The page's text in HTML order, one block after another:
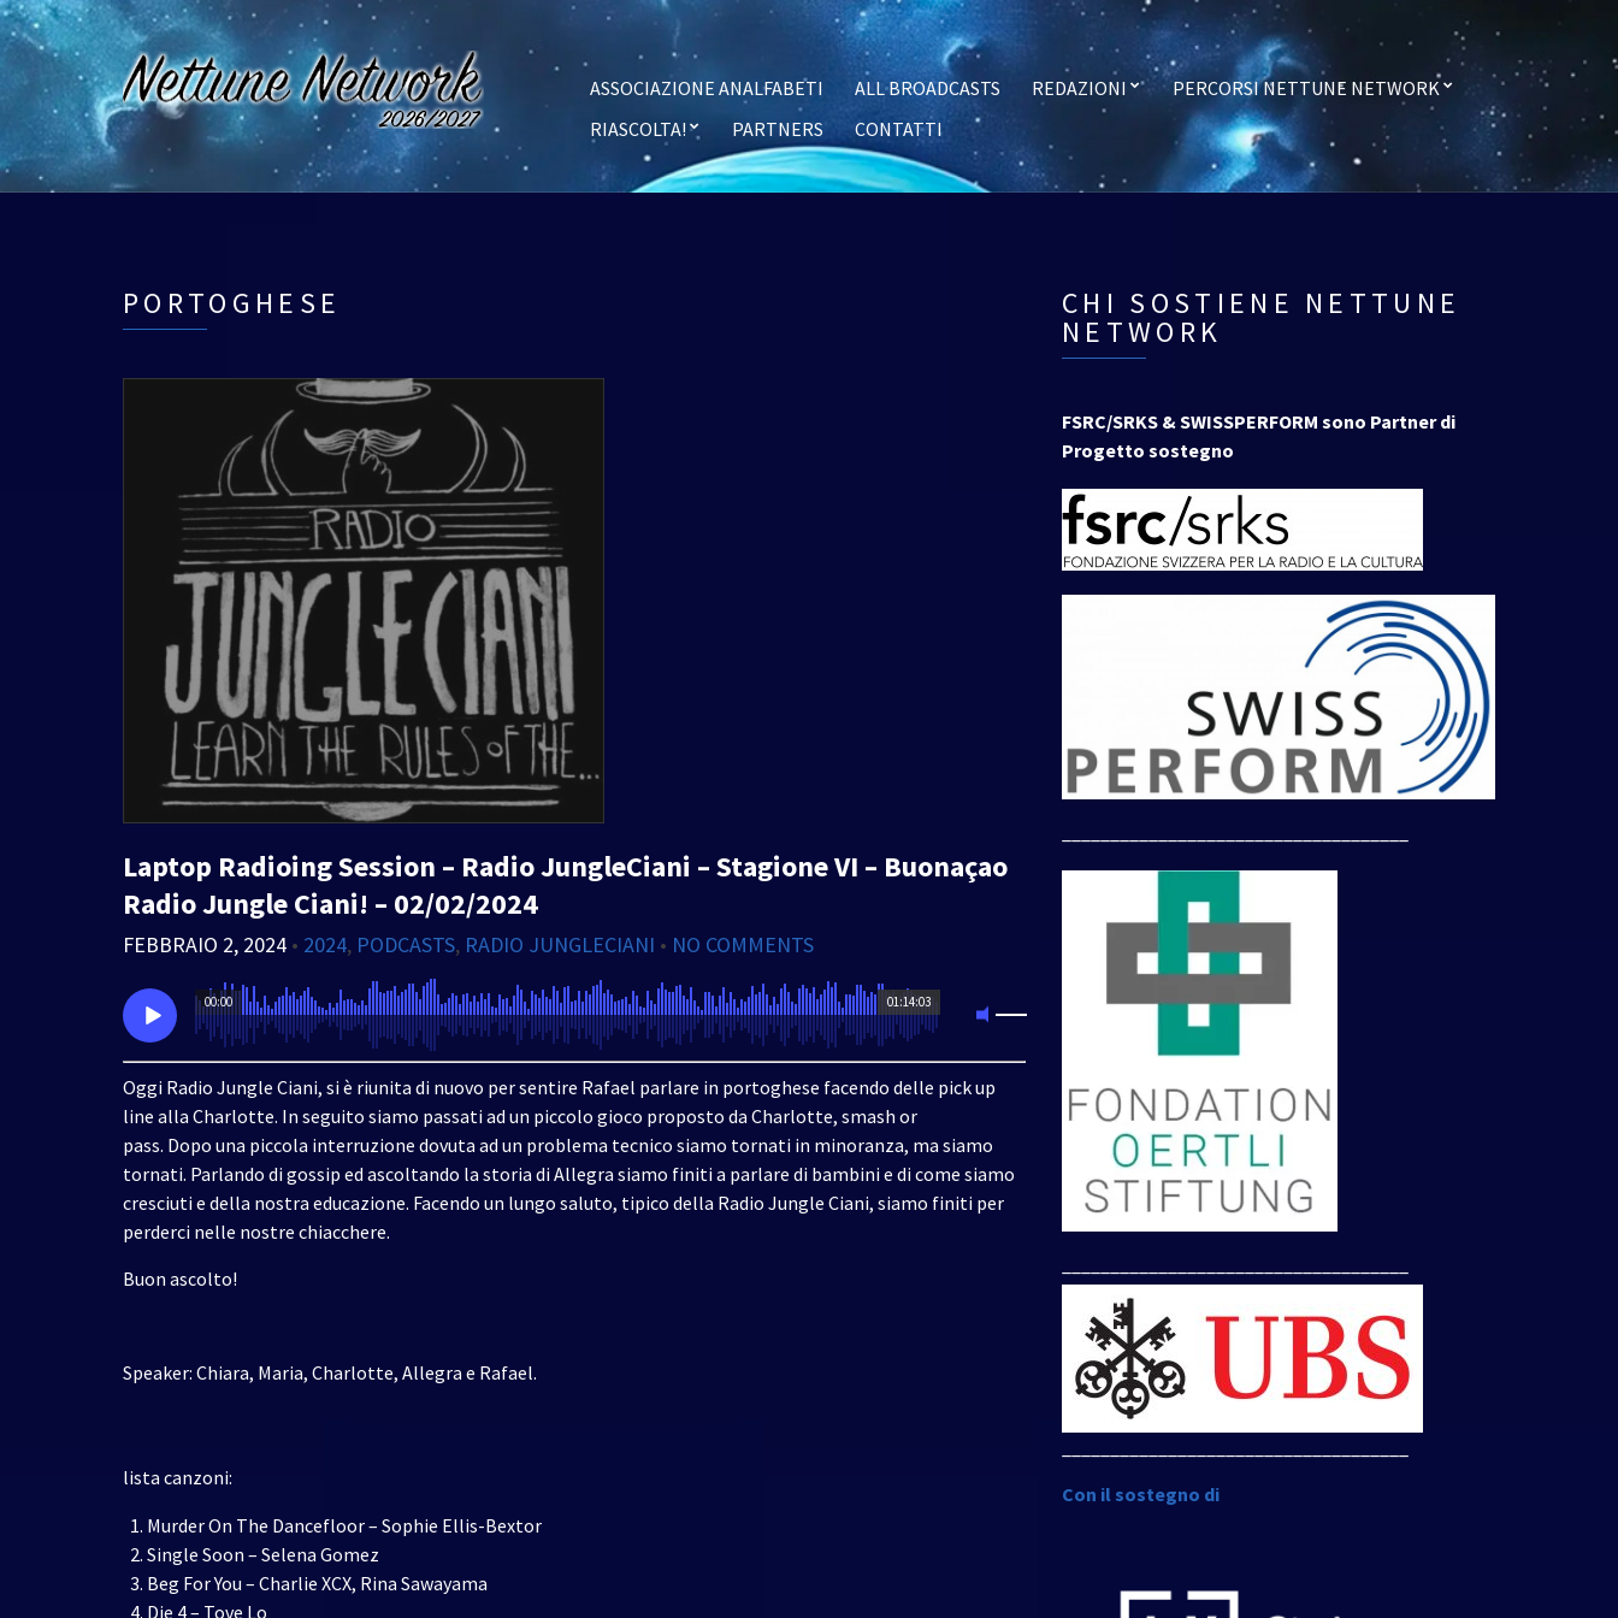
ASSOCIAZIONE ANALFABETI ALL BROADCASTS REDAZIONI
PERCORSI NETTUNE NETWORK
RIASCOLTA!
PARTNERS CONTATTI
PORTOGHESE
Laptop Radioing Session – Radio JungleCiani – Stagione VI – Buonaçao
Radio Jungle Ciani! – 02/02/2024
FEBBRAIO 2, 2024 • 2024, PODCASTS, RADIO JUNGLECIANI • NO COMMENTS
01:14:03
00:00
Oggi Radio Jungle Ciani, si è riunita di nuovo per sentire Rafael parlare in portoghese facendo delle pick up
line alla Charlotte. In seguito siamo passati ad un piccolo gioco proposto da Charlotte, smash or
pass. Dopo una piccola interruzione dovuta ad un problema tecnico siamo tornati in minoranza, ma siamo
tornati. Parlando di gossip ed ascoltando la storia di Allegra siamo finiti a parlare di bambini e di come siamo
cresciuti e della nostra educazione. Facendo un lungo saluto, tipico della Radio Jungle Ciani, siamo finiti per
perderci nelle nostre chiacchere.
Buon ascolto!
Speaker: Chiara, Maria, Charlotte, Allegra e Rafael.
lista canzoni:
Murder On The Dancefloor – Sophie Ellis-Bextor
Single Soon – Selena Gomez
Beg For You – Charlie XCX, Rina Sawayama
Die 4 – Tove Lo
CHI SOSTIENE NETTUNE
NETWORK
FSRC/SRKS & SWISSPERFORM sono Partner di
Progetto sostegno
Con il sostegno di